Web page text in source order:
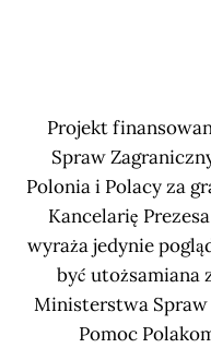
Projekt
Spraw
Polonia i Polacy za
Kancelarię
wyraża jedynie
być utożsamiana
Ministerstwa Spraw
Pomoc